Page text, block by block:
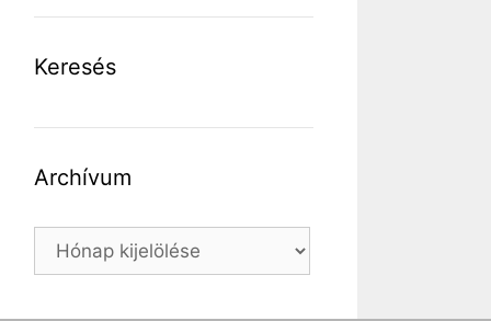
Keresés
Archívum
Archívum